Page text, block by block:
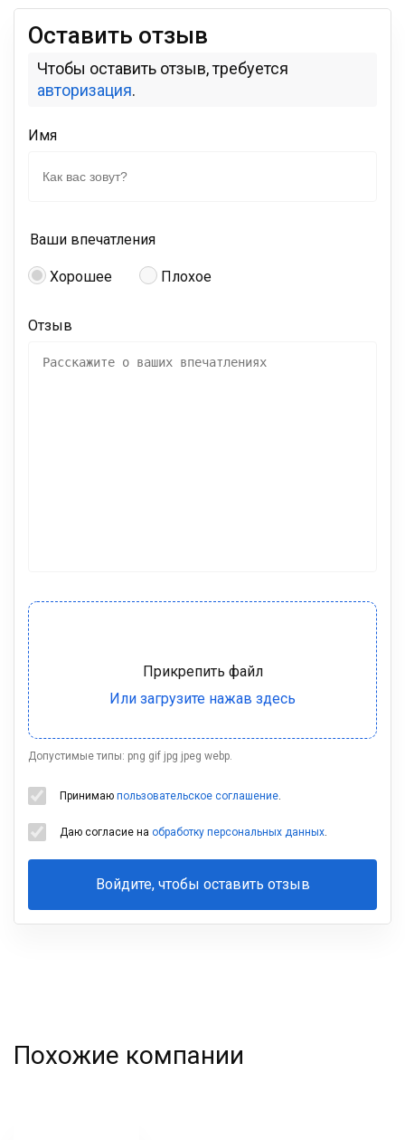
Оставить отзыв
Чтобы оставить отзыв, требуется
авторизация.
Имя
Ваши впечатления
Хорошее Плохое
Отзыв
Допустимые типы: png gif jpg jpeg webp.
Принимаю пользовательское соглашение.
Даю согласие на обработку персональных данных.
Войдите, чтобы оставить отзыв
Ваша
Похожие компании